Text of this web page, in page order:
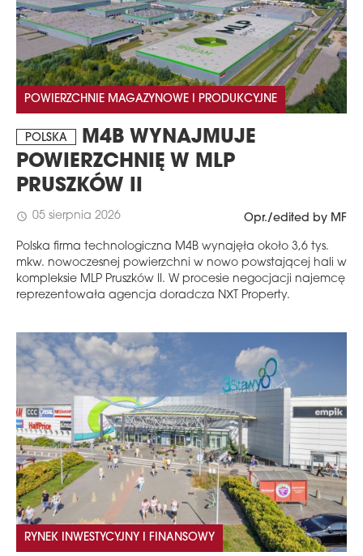
POWIERZCHNIE MAGAZYNOWE I PRODUKCYJNE
POLSKA
M4B WYNAJMUJE
POWIERZCHNIĘ W MLP
PRUSZKÓW II
schedule 05 sierpnia 2026 Opr./edited by MF
Polska firma technologiczna M4B wynajęła około 3,6 tys.
mkw. nowoczesnej powierzchni w nowo powstającej hali w
kompleksie MLP Pruszków II. W procesie negocjacji najemcę
reprezentowała agencja doradcza NXT Property.
RYNEK INWESTYCYJNY I FINANSOWY